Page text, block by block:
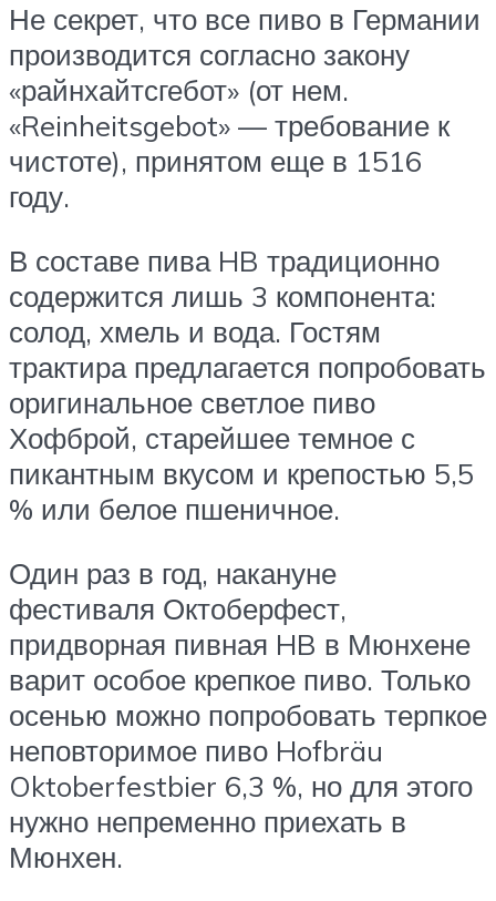
Не секрет, что все пиво в Германии
производится согласно закону
«райнхайтсгебот» (от нем.
«Reinheitsgebot» — требование к
чистоте), принятом еще в 1516
году.
В составе пива HB традиционно
содержится лишь 3 компонента:
солод, хмель и вода. Гостям
трактира предлагается попробовать
оригинальное светлое пиво
Хофброй, старейшее темное с
пикантным вкусом и крепостью 5,5
% или белое пшеничное.
Один раз в год, накануне
фестиваля Октоберфест,
придворная пивная HB в Мюнхене
варит особое крепкое пиво. Только
осенью можно попробовать терпкое
неповторимое пиво Hofbräu
Oktoberfestbier 6,3 %, но для этого
нужно непременно приехать в
Мюнхен.